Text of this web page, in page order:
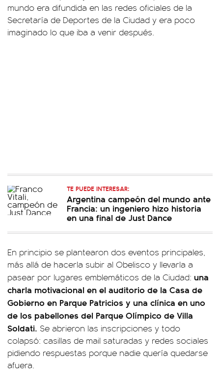
mundo era difundida en las redes oficiales de la
Secretaría de Deportes de la Ciudad y era poco
imaginado lo que iba a venir después.
TE PUEDE INTERESAR:
Argentina campeón del mundo ante
Francia: un ingeniero hizo historia
en una final de Just Dance
En principio se plantearon dos eventos principales,
más allá de hacerla subir al Obelisco y llevarla a
pasear por lugares emblemáticos de la Ciudad: una
charla motivacional en el auditorio de la Casa de
Gobierno en Parque Patricios y una clínica en uno
de los pabellones del Parque Olímpico de Villa
Soldati. Se abrieron las inscripciones y todo
colapsó: casillas de mail saturadas y redes sociales
pidiendo respuestas porque nadie quería quedarse
afuera.